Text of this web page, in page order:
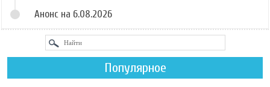
Анонс на 6.08.2026
Популярное